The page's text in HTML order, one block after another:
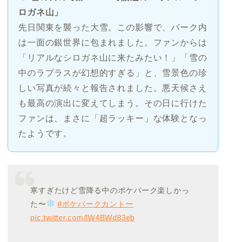
ロガネ山」
先日関東を襲った大雪。この影響で、パーク内
は一面の銀世界に包まれました。ファンからは
「リアルなシロガネ山に来たみたい！」「雪の
中のラプラスが幻想的すぎる」と、雪景色の珍
しい写真が続々と報告されました。悪天候さえ
も最高の演出に変えてしまう。その日に行けた
ファンは、まさに「超ラッキー」な体験となっ
たようです。
寒すぎたけど雪降る中のポケパーク楽しかっ
た〜
#ポケパークカントー
pic.twitter.com/lW4BWd83eb